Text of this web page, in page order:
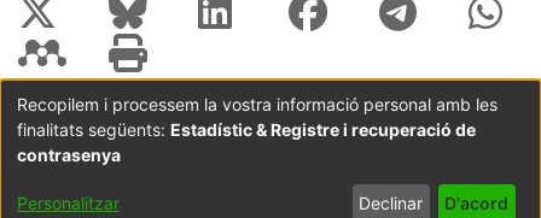
Coordinació:CRAI UB Avís legal
Metadades
subjectes a:
Configuració
de cookies
privadesa
Recopilem i processem la vostra informació personal amb les
finalitats següents: Estadístic & Registre i recuperació de
contrasenya
Personalitzar Declinar D'acord